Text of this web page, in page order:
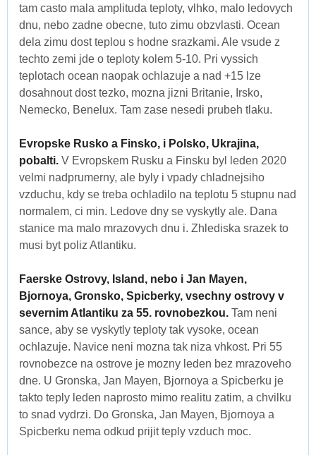
tam casto mala amplituda teploty, vlhko, malo ledovych
dnu, nebo zadne obecne, tuto zimu obzvlasti. Ocean
dela zimu dost teplou s hodne srazkami. Ale vsude z
techto zemi jde o teploty kolem 5-10. Pri vyssich
teplotach ocean naopak ochlazuje a nad +15 lze
dosahnout dost tezko, mozna jizni Britanie, Irsko,
Nemecko, Benelux. Tam zase nesedi prubeh tlaku.
Evropske Rusko a Finsko, i Polsko, Ukrajina,
pobalti. V Evropskem Rusku a Finsku byl leden 2020
velmi nadprumerny, ale byly i vpady chladnejsiho
vzduchu, kdy se treba ochladilo na teplotu 5 stupnu nad
normalem, ci min. Ledove dny se vyskytly ale. Dana
stanice ma malo mrazovych dnu i. Zhlediska srazek to
musi byt poliz Atlantiku.
Faerske Ostrovy, Island, nebo i Jan Mayen,
Bjornoya, Gronsko, Spicberky, vsechny ostrovy v
severnim Atlantiku za 55. rovnobezkou. Tam neni
sance, aby se vyskytly teploty tak vysoke, ocean
ochlazuje. Navice neni mozna tak niza vhkost. Pri 55
rovnobezce na ostrove je mozny leden bez mrazoveho
dne. U Gronska, Jan Mayen, Bjornoya a Spicberku je
takto teply leden naprosto mimo realitu zatim, a chvilku
to snad vydrzi. Do Gronska, Jan Mayen, Bjornoya a
Spicberku nema odkud prijit teply vzduch moc.